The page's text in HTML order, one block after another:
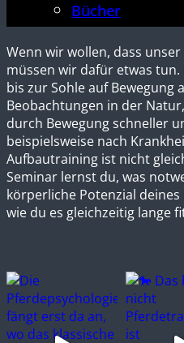
Bücher
Wenn wir wollen, dass
müssen wir dafür etwas
bis zur Sohle auf Bewegung
Beobachtungen in der
durch Bewegung schneller
beispielsweise nach
Aufbautraining ist nicht
Seminar lernst du, was
körperliche Potenzial
wie du es gleichzeitig lange